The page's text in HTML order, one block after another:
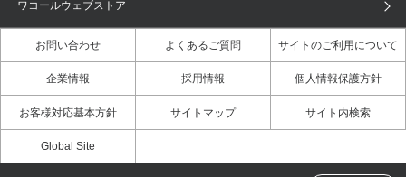
3Dボディスキャン体験（マンガ）
ワコールウェブストア
お問い合わせ よくあるご質問 サイトのご利用について
企業情報 採用情報 個人情報保護方針
お客様対応基本方針 サイトマップ サイト内検索
Global Site